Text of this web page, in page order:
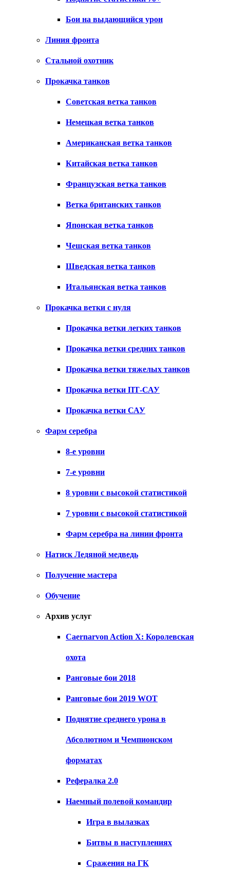
Бои на выдающийся урон
Линия фронта
Стальной охотник
Прокачка танков
Советская ветка танков
Немецкая ветка танков
Американская ветка танков
Китайская ветка танков
Французская ветка танков
Ветка британских танков
Японская ветка танков
Чешская ветка танков
Шведская ветка танков
Итальянская ветка танков
Прокачка ветки с нуля
Прокачка ветки легких танков
Прокачка ветки средних танков
Прокачка ветки тяжелых танков
Прокачка ветки ПТ-САУ
Прокачка ветки САУ
Фарм серебра
8-е уровни
7-е уровни
8 уровни с высокой статистикой
7 уровни с высокой статистикой
Фарм серебра на линии фронта
Натиск Ледяной медведь
Получение мастера
Обучение
Архив услуг
Caernarvon Action X: Королевская
охота
Ранговые бои 2018
Ранговые бои 2019 WOT
Поднятие среднего урона в
Абсолютном и Чемпионском
форматах
Рефералка 2.0
Наемный полевой командир
Игра в вылазках
Битвы в наступлениях
Сражения на ГК